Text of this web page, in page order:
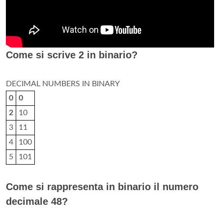
Come si scrive 2 in binario?
DECIMAL NUMBERS IN BINARY
0
0
2
10
3
11
4
100
5
101
Come si rappresenta in binario il numero
decimale 48?